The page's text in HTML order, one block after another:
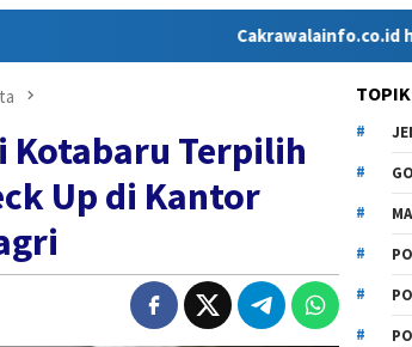
Cakrawalainfo.co.id hadir
Kotabaru Terpilih
Up di Kantor